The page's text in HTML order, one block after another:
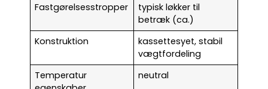
Fastgørelsesstropper
typisk løkker til
betræk (ca.)
Konstruktion
kassettesyet, stabil
vægtfordeling
Temperatur
neutral